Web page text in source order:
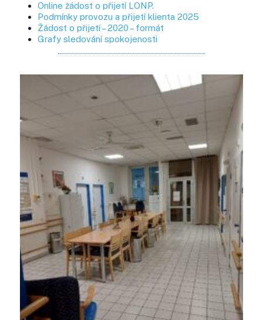
Online žádost o přijetí LONP.
Podmínky provozu a přijetí klienta 2025
Žádost o přijetí – 2020 – formát
Grafy sledování spokojenosti